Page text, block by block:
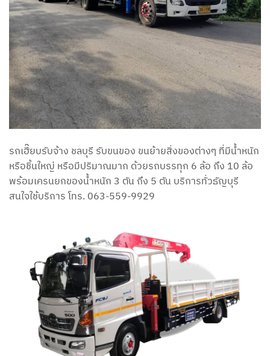
รถเฮี๊ยบรับจ้าง ชลบุรี รับขนของ ขนย้ายสิ่งของต่างๆ ที่มีน้ำหนัก
หรือชิ้นใหญ่ หรือมีปริมาณมาก ด้วยรถบรรทุก 6 ล้อ ถึง 10 ล้อ
พร้อมเครนยกของน้ำหนัก 3 ตัน ถึง 5 ตัน บริการทั่วธัญบุรี
สนใจใช้บริการ โทร. 063-559-9929